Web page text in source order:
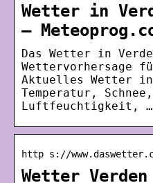
Wetter in
–
Das Wetter in
Wettervorhersage
Aktuelles Wetter
Temperatur,
Luftfeuchtigkeit, …
http s://
Wetter